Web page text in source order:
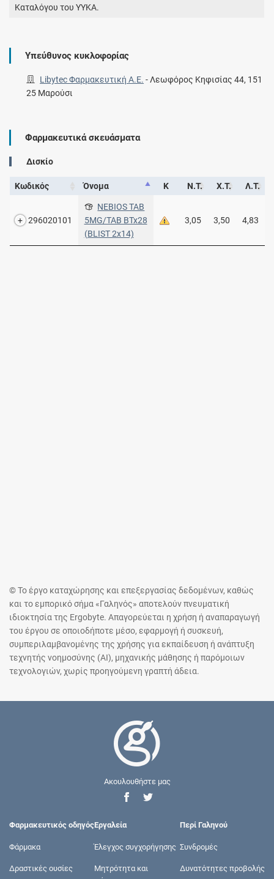
Καταλόγου του ΥΥΚΑ.
Υπεύθυνος κυκλοφορίας
Libytec Φαρμακευτική Α.Ε. -Λεωφόρος Κηφισίας 44, 151
25 Μαρούσι
Φαρμακευτικά σκευάσματα
Δισκίο
Κωδικός Όνομα Κ Ν.Τ. Χ.Τ. Λ.Τ.
296020101
NEBIOS TAB
5MG/TAB BTx28
(BLIST 2x14)
3,05 3,50 4,83
© Το έργο καταχώρησης και επεξεργασίας δεδομένων, καθώς
και το εμπορικό σήμα «Γαληνός» αποτελούν πνευματική
ιδιοκτησία της Ergobyte. Απαγορεύεται η χρήση ή αναπαραγωγή
του έργου σε οποιοδήποτε μέσο, εφαρμογή ή συσκευή,
συμπεριλαμβανομένης της χρήσης για εκπαίδευση ή ανάπτυξη
τεχνητής νοημοσύνης (AI), μηχανικής μάθησης ή παρόμοιων
τεχνολογιών, χωρίς προηγούμενη γραπτή άδεια.
Ακουλουθήστε μας
Φαρμακευτικός οδηγός
Φάρμακα
Δραστικές ουσίες
Εργαλεία
Έλεγχος συγχορήγησης
Μητρότητα και
Περί Γαληνού
Συνδρομές
Δυνατότητες προβολής